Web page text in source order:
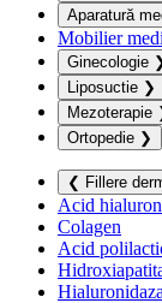
Aparatură
Mobilier
Ginecologie
Liposuctie ❯
Mezoterapie
Ortopedie ❯
❮ Fillere
Acid
Colagen
Acid
Hialuronidaza